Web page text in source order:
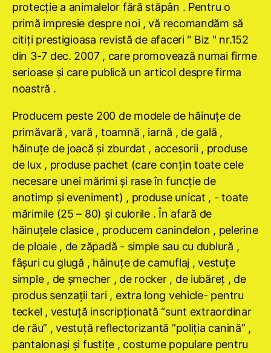
protecţie a animalelor fără stăpân . Pentru o
primă impresie despre noi , vă recomandăm să
citiţi prestigioasa revistă de afaceri " Biz " nr.152
din 3-7 dec. 2007 , care promovează numai firme
serioase şi care publică un articol despre firma
noastră .
Producem peste 200 de modele de hăinuţe de
primăvară , vară , toamnă , iarnă , de gală ,
hăinuţe de joacă şi zburdat , accesorii , produse
de lux , produse pachet (care conţin toate cele
necesare unei mărimi şi rase în funcţie de
anotimp şi eveniment) , produse unicat , - toate
mărimile (25 – 80) şi culorile . În afară de
hăinuţele clasice , producem canindelon , pelerine
de ploaie , de zăpadă - simple sau cu dublură ,
fâşuri cu glugă , hăinuţe de camuflaj , vestuţe
simple , de şmecher , de rocker , de iubăreţ , de
produs senzaţii tari , extra long vehicle- pentru
teckel , vestuţă inscripţionată “sunt extraordinar
de rău” , vestuţă reflectorizantă ”poliţia canină” ,
pantalonaşi şi fustiţe , costume populare pentru